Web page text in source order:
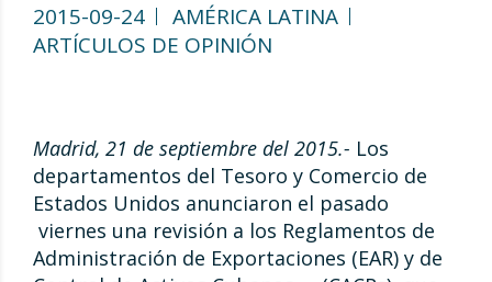
2015-09-24
AMÉRICA LATINA
ARTÍCULOS DE OPINIÓN
Madrid, 21 de septiembre del 2015.- Los
departamentos del Tesoro y Comercio de
Estados Unidos anunciaron el pasado
viernes una revisión a los Reglamentos de
Administración de Exportaciones (EAR) y de